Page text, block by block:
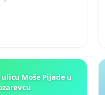
Moše Pijade u